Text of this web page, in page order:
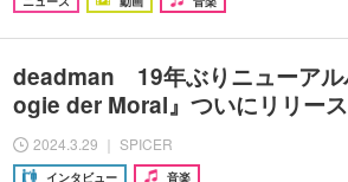
deadman 19年ぶりニューアル
ogie der Moral』ついにリリー
2024.3.29 ｜ SPICER
インタビュー 音楽